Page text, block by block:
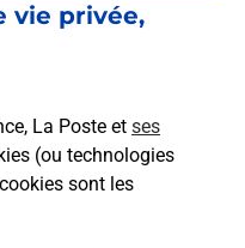
vie privée,
La Poste et ses
(ou technologies
sont les
vendredi